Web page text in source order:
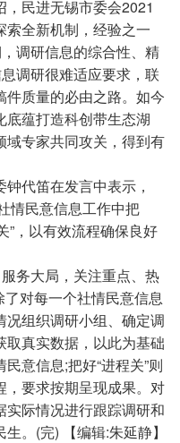
民进无锡市委会2021
全新机制，经验之一
调研信息的综合性、精
调研很难适应要求，联
质量的必由之路。如今
蕴打造科创带生态湖
域专家共同攻关，得到有
代笛在发言中表示，
情民意信息工作中把
”，以有效流程确保良好
务大局，关注重点、热
了对每一个社情民意信息
况组织调研小组、确定调
真实数据，以此为基础
意信息;把好“进程关”则
，要求按期呈现成果。对
际情况进行跟踪调研和
。(完) 【编辑:朱延静】